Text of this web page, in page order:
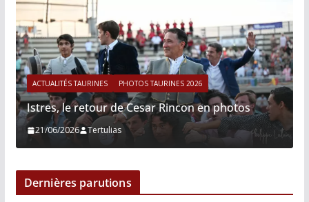
ACTUALITÉS TAURINES PHOTOS TAURINES 2026
Istres, le retour de Cesar Rincon en photos
21/06/2026 Tertulias
Dernières parutions